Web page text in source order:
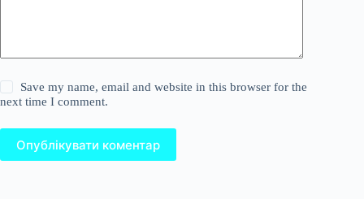
Save my name, email and website in this browser for the
next time I comment.
Опублікувати коментар